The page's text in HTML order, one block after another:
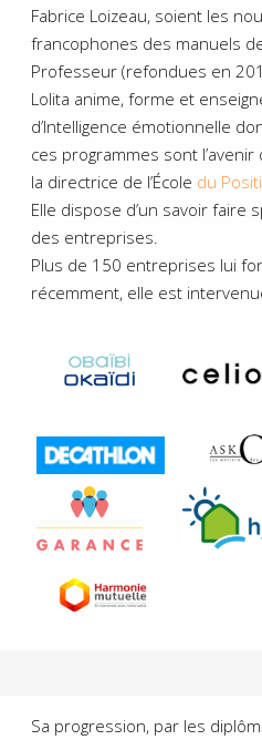
Fabrice Loizeau, soient les
francophones des manuels
Professeur (refondues en
Lolita anime, forme et
d’Intelligence émotionnelle
ces programmes sont
la directrice de l’École du
Elle dispose d’un savoir faire
des entreprises.
Plus de 150 entreprises lui
récemment, elle est
Sa progression, par les